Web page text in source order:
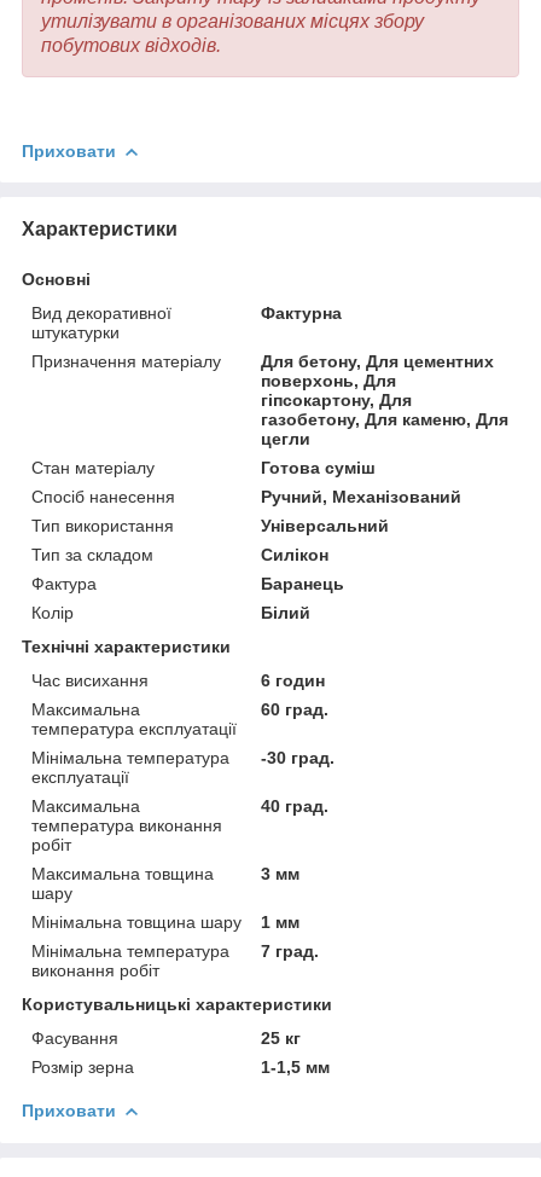
утилізувати в організованих місцях збору
побутових відходів.
Приховати
Характеристики
Основні
Вид декоративної
штукатурки
Фактурна
Призначення матеріалу
Для бетону, Для цементних
поверхонь, Для
гіпсокартону, Для
газобетону, Для каменю, Для
цегли
Стан матеріалу
Готова суміш
Спосіб нанесення
Ручний, Механізований
Тип використання
Універсальний
Тип за складом
Силікон
Фактура
Баранець
Колір
Білий
Технічні характеристики
Час висихання
6 годин
Максимальна
температура експлуатації
60 град.
Мінімальна температура
експлуатації
-30 град.
Максимальна
температура виконання
робіт
40 град.
Максимальна товщина
шару
3 мм
Мінімальна товщина шару
1 мм
Мінімальна температура
виконання робіт
7 град.
Користувальницькі характеристики
Фасування
25 кг
Розмір зерна
1-1,5 мм
Приховати